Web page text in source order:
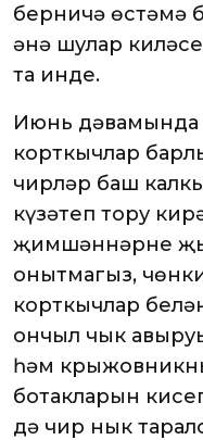
берничә өстәмә
әнә шулар
та инде.
Июнь дәвамында
корткычлар
чирләр баш
күзәтеп тору
җимшәннәрне
онытмагыз,
корткычлар
ончыл чык
һәм
ботакларын
дә чир нык